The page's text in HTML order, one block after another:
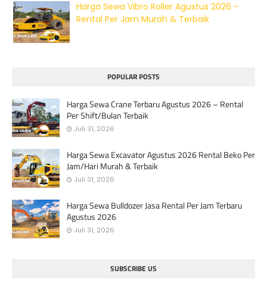
Harga Sewa Vibro Roller Agustus 2026 –
Rental Per Jam Murah & Terbaik
POPULAR POSTS
Harga Sewa Crane Terbaru Agustus 2026 – Rental
Per Shift/Bulan Terbaik
Juli 31, 2026
Harga Sewa Excavator Agustus 2026 Rental Beko Per
Jam/Hari Murah & Terbaik
Juli 31, 2026
Harga Sewa Bulldozer Jasa Rental Per Jam Terbaru
Agustus 2026
Juli 31, 2026
SUBSCRIBE US